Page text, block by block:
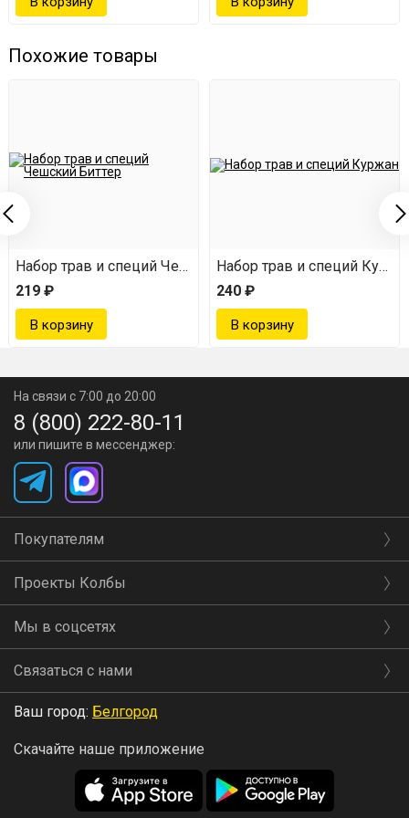
Наслаждаемся напитком ;)
Похожие товары
Набор трав и специй Чешский Биттер
219 ₽
Набор трав и специй
240 ₽
На связи с 7:00 до 20:00
8 (800) 222-80-11
или пишите в мессенджер:
Покупателям
Проекты Колбы
Мы в соцсетях
Связаться с нами
Ваш город: Белгород
Скачайте наше приложение